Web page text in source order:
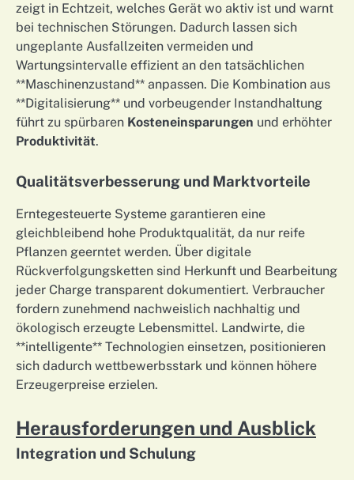
zeigt in Echtzeit, welches Gerät wo aktiv ist und warnt
bei technischen Störungen. Dadurch lassen sich
ungeplante Ausfallzeiten vermeiden und
Wartungsintervalle effizient an den tatsächlichen
**Maschinenzustand** anpassen. Die Kombination aus
**Digitalisierung** und vorbeugender Instandhaltung
führt zu spürbaren Kosteneinsparungen und erhöhter
Produktivität.
Qualitätsverbesserung und Marktvorteile
Erntegesteuerte Systeme garantieren eine
gleichbleibend hohe Produktqualität, da nur reife
Pflanzen geerntet werden. Über digitale
Rückverfolgungsketten sind Herkunft und Bearbeitung
jeder Charge transparent dokumentiert. Verbraucher
fordern zunehmend nachweislich nachhaltig und
ökologisch erzeugte Lebensmittel. Landwirte, die
**intelligente** Technologien einsetzen, positionieren
sich dadurch wettbewerbsstark und können höhere
Erzeugerpreise erzielen.
Herausforderungen und Ausblick
Integration und Schulung